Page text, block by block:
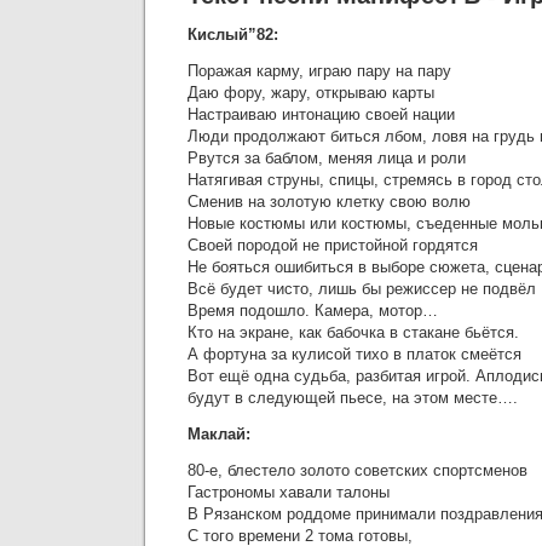
Кислый”82:
Поражая карму, играю пару на пару
Даю фору, жару, открываю карты
Настраиваю интонацию своей нации
Люди продолжают биться лбом, ловя на грудь
Рвутся за баблом, меняя лица и роли
Натягивая струны, спицы, стремясь в город
Сменив на золотую клетку свою волю
Новые костюмы или костюмы, съеденные
Своей породой не пристойной гордятся
Не бояться ошибиться в выборе сюжета,
Всё будет чисто, лишь бы режиссер не подвёл
Время подошло. Камера, мотор…
Кто на экране, как бабочка в стакане бьётся.
А фортуна за кулисой тихо в платок смеётся
Вот ещё одна судьба, разбитая игрой.
будут в следующей пьесе, на этом месте….
Маклай:
80-е, блестело золото советских спортсменов
Гастрономы хавали талоны
В Рязанском роддоме принимали поздравления
С того времени 2 тома готовы,